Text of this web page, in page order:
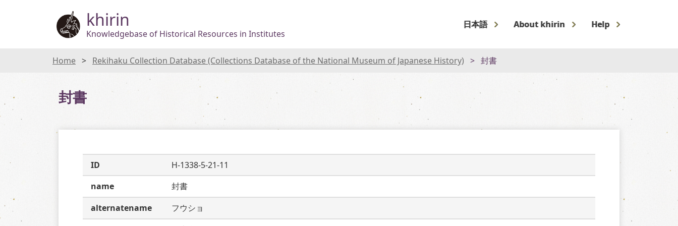
khirin
Knowledgebase of Historical Resources in Institutes
日本語 About khirin Help
Home Rekihaku Collection Database (Collections Database of the National Museum of Japanese History) 封書
封書
ID
H-1338-5-21-11
name
封書
alternatename
フウショ